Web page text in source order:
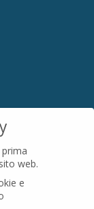
web.
e